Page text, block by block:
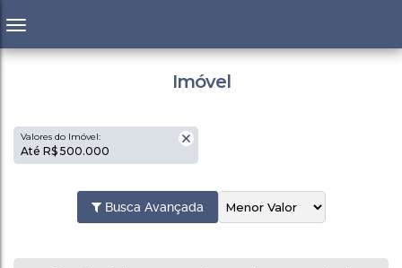
Imóvel
Valores do Imóvel:
Até R$ 500.000
Busca Avançada